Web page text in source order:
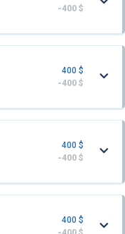
-400 $
400 $
-400 $
400 $
-400 $
400 $